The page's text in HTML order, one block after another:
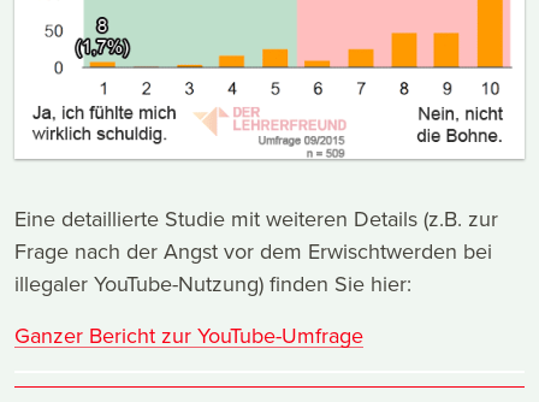
Eine detaillierte Studie mit weiteren Details (z.B. zur
Frage nach der Angst vor dem Erwischtwerden bei
illegaler YouTube-Nutzung) finden Sie hier:
Ganzer Bericht zur YouTube-Umfrage